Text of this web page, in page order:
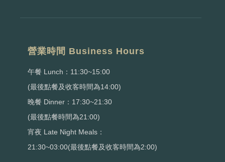
營業時間 Business Hours
午餐 Lunch：11:30~15:00
(最後點餐及收客時間為14:00)
晚餐 Dinner：17:30~21:30
(最後點餐時間為21:00)
宵夜 Late Night Meals：
21:30~03:00(最後點餐及收客時間為2:00)